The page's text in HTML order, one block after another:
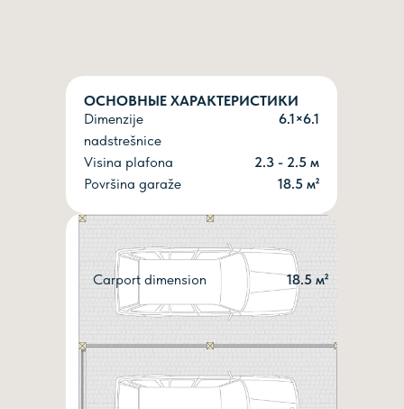
ОСНОВНЫЕ ХАРАКТЕРИСТИКИ
Dimenzije
nadstrešnice
6.1×6.1
Visina plafona
2.3 - 2.5 м
Površina garaže
18.5 м²
Carport dimension 18.5 м²